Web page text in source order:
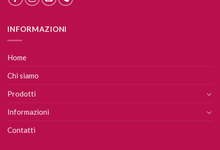
INFORMAZIONI
Home
Chi siamo
Prodotti
Informazioni
Contatti